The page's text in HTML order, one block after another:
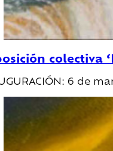
colectiva
6 de